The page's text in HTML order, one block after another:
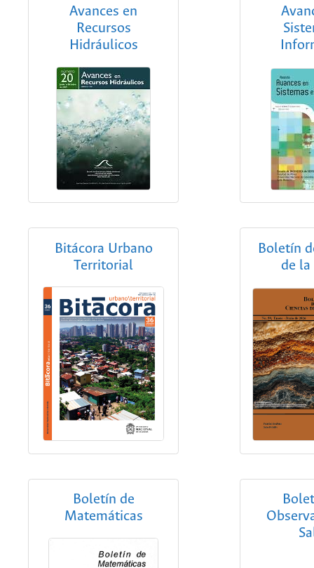
Avances en
Recursos
Hidráulicos
Bitácora Urbano
Territorial
Boletín
de la
Boletín de
Matemáticas